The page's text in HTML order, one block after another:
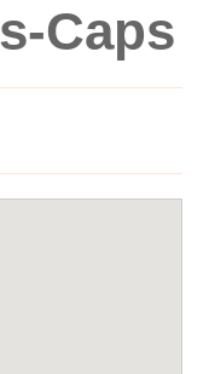
Caps